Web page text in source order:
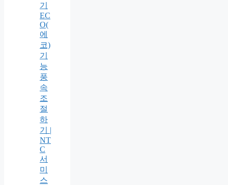
기
EC
O(
에
코)
기
능
풍
속
조
절
하
기 |
NT
C
서
미
스